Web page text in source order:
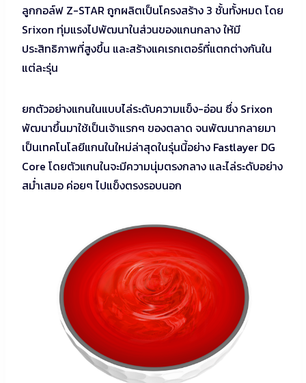
ลูกกอล์ฟ Z-STAR ถูกผลิตเป็นโครงสร้าง 3 ชั้นทั้งหมด โดย
Srixon ทุ่มแรงไปพัฒนาในส่วนของแกนกลาง ให้มี
ประสิทธิภาพที่สูงขึ้น และสร้างแคเรกเตอร์ที่แตกต่างกันใน
แต่ละรุ่น
ยกตัวอย่างแกนในแบบไล่ระดับความแข็ง-อ่อน ซึ่ง Srixon
พัฒนาขึ้นมาใช้เป็นเจ้าแรกๆ ของตลาด จนพัฒนากลายมา
เป็นเทคโนโลยีแกนในใหม่ล่าสุดในรุ่นนี้อย่าง Fastlayer DG
Core โดยตัวแกนในจะมีความนุ่มตรงกลาง และไล่ระดับอย่าง
สม่ำเสมอ ค่อยๆ ไปแข็งตรงรอบนอก